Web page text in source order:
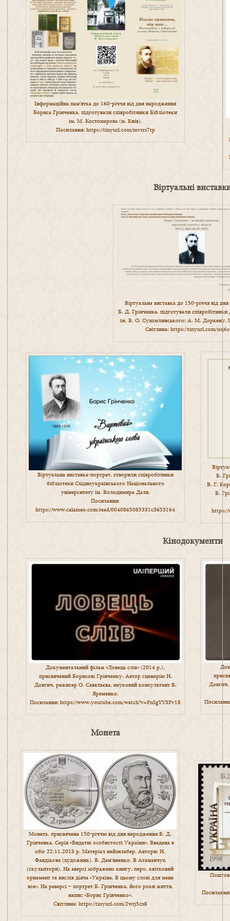
Інформаційна пам’ятка до 160-річчя від дня народження
Бориса Грінченка, підготували співробітники Бібліотеки
ім. М. Костомарова (м. Київ).
Посилання: https://tinyurl.com/mvrrs7tp
Віртуальні
Віртуальна виставка до 150-річчя від
Б. Д. Грінченка, підготували
ім. В. О. Сухомлинського: А. М. Доркену,
Світлина: https://tinyurl.com/
Віртуальна виставка-портрет, створили співробітники
бібліотеки Східноукраїнського Національного
університету ім. Володимира Даля.
Посилання:
https://www.calameo.com/read/0040865085331c3653164
Б.
В. Г.
Б.
https://
Кінодокументи
Документальний фільм «Ловець слів» (2014 р.),
присвячений Борисові Грінченку. Автор сценарію Н.
Довгич, режисер О. Савельєва, науковий консультант В.
Яременко.
Посилання: https://www.youtube.com/watch?v=FnSgYY3Fv18
Довгич,
Монета
Монета, присвячена 150-річчю від дня народження Б. Д.
Грінченка. Серія «Видатні особистості України». Введена в
обіг 22.11.2013 р. Матеріал нейзильбер. Автори: Н.
Фандікова (художник), В. Дем’яненко, В Атаманчук
(скульптори). На аверсі зображено книгу, перо, квітковий
орнамент та вислів діяча «Україна. В цьому слові для мене
все». На реверсі – портрет Б. Грінченка, його роки життя,
напис «Борис Грінченко».
Світлина: https://tinyurl.com/2wrj5cx8